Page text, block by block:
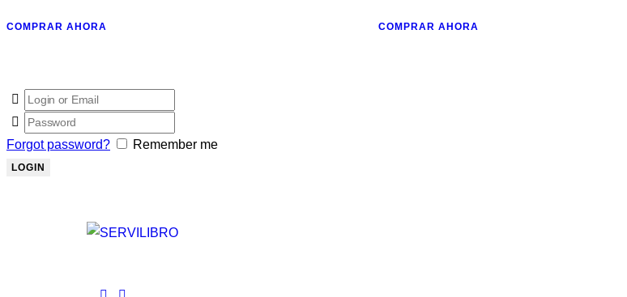
COMPRAR AHORA COMPRAR AHORA
Forgot password? Remember me